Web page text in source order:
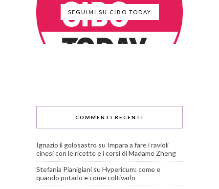
SEGUIMI SU CIBO TODAY
COMMENTI RECENTI
Ignazio il golosastro su Impara a fare i ravioli
cinesi con le ricette e i corsi di Madame Zheng
Stefania Pianigiani su Hypericum: come e
quando potarlo e come coltivarlo